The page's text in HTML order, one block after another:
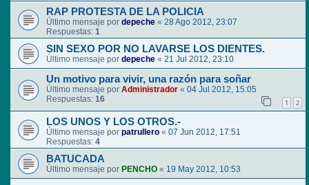
RAP PROTESTA DE LA POLICIA
Último mensaje por depeche « 28 Ago 2012, 23:07
Respuestas: 1
SIN SEXO POR NO LAVARSE LOS DIENTES.
Último mensaje por depeche « 21 Jul 2012, 23:10
Un motivo para vivir, una razón para soñar
Último mensaje por Administrador « 04 Jul 2012, 15:05
Respuestas: 16 1 2
LOS UNOS Y LOS OTROS.-
Último mensaje por patrullero « 07 Jun 2012, 17:51
Respuestas: 4
BATUCADA
Último mensaje por PENCHO « 19 May 2012, 10:53